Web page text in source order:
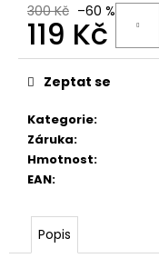
300 Kč –60 %
119 Kč
Měrná
cena:
Kategorie:
Záruka:
Hmotnost:
EAN:
Zeptat se
Popis